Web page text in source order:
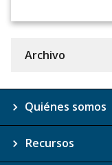
Archivo
Quiénes somos
Recursos